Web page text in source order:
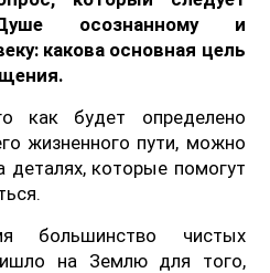
осознанному и
какова основная цель
как будет определено
жизненного пути, можно
деталях, которые помогут
большинство чистых
на Землю для того,